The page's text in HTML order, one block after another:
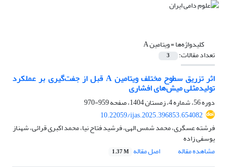
کلیدواژه‌ها =ویتامین A
تعداد مقالات: 3
اثر تزریق سطوح مختلف ویتامین A قبل از جفت‌گیری بر عملکرد
تولیدمثلی میش‌های افشاری
دوره 56، شماره 4، زمستان 1404، صفحه
959-970
10.22059/ijas.2025.396853.654082
فرشته عسگری، محمد شمس الهی، فرشید فتاح نیا، محمد اکبری قرائی، شهناز
یوسفی زاده
مشاهده مقاله
اصل مقاله 1.37 M